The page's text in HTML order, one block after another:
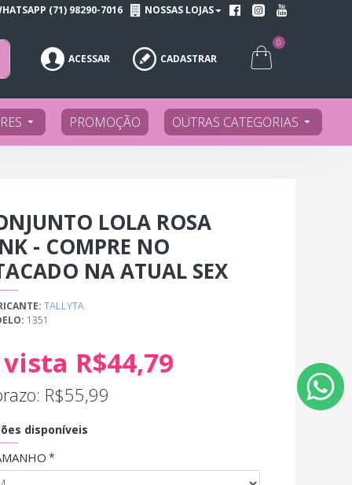
(71) 98290-7016 NOSSAS LOJAS
ACESSAR CADASTRAR
0
PROMOÇÃO OUTRAS CATEGORIAS
LOLA ROSA
- COMPRE NO
NA ATUAL SEX
R$44,79
R$55,99
TALLYTA
1351
disponíveis